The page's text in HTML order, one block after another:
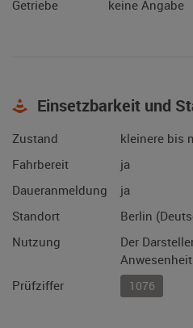
Getriebe
keine Angabe
Einsetzbarkeit und
Zustand
kleinere bis
Fahrbereit
ja
Daueranmeldung
ja
Standort
Berlin
Nutzung
Der
Prüfziffer
1076